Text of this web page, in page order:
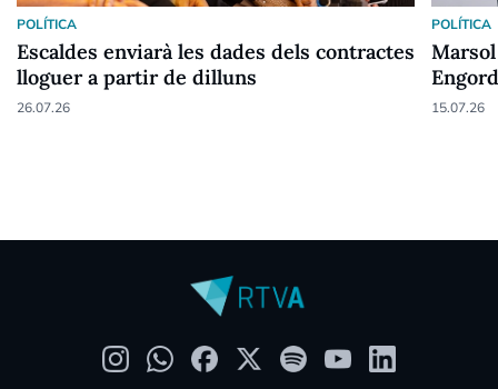
POLÍTICA
Escaldes enviarà les dades dels contractes
lloguer a partir de dilluns
26.07.26
POLÍTICA
15.07.26